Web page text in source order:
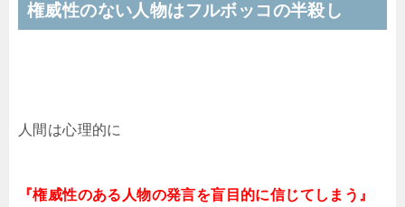
権威性のない人物はフルボッコの半殺し
人間は心理的に
『権威性のある人物の発言を盲目的に信じてしまう』